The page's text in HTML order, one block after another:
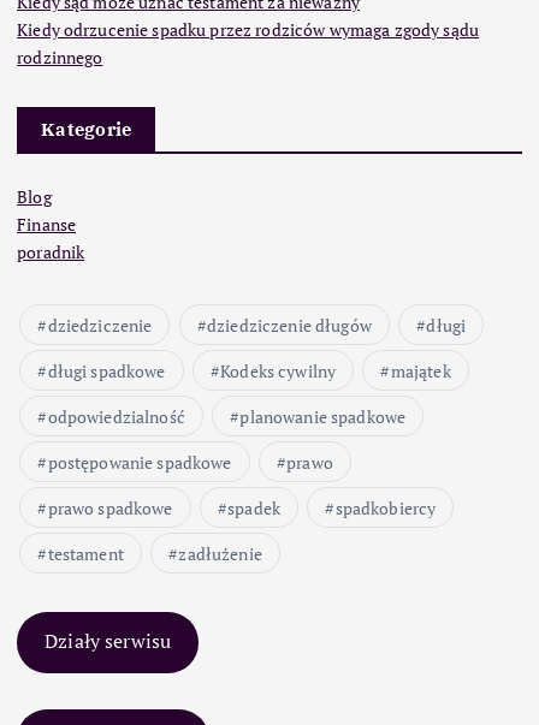
Kiedy odrzucenie spadku przez rodziców wymaga zgody sądu
rodzinnego
Kategorie
Blog
Finanse
poradnik
dziedziczenie dziedziczenie długów
długi
długi spadkowe
Kodeks cywilny
majątek
odpowiedzialność
planowanie spadkowe
postępowanie spadkowe
prawo
prawo spadkowe
spadek
spadkobiercy
testament
zadłużenie
Działy serwisu